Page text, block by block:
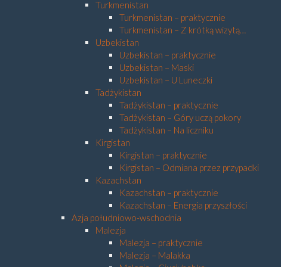
Turkmenistan
Turkmenistan – praktycznie
Turkmenistan – Z krótką wizytą…
Uzbekistan
Uzbekistan – praktycznie
Uzbekistan – Maski
Uzbekistan – U Luneczki
Tadżykistan
Tadżykistan – praktycznie
Tadżykistan – Góry uczą pokory
Tadżykistan – Na liczniku
Kirgistan
Kirgistan – praktycznie
Kirgistan – Odmiana przez przypadki
Kazachstan
Kazachstan – praktycznie
Kazachstan – Energia przyszłości
Azja południowo-wschodnia
Malezja
Malezja – praktycznie
Malezja – Malakka